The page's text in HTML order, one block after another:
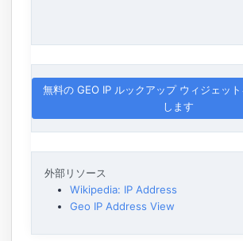
無料の GEO IP ルックアップ ウィジェッ
します
外部リソース
Wikipedia: IP Address
Geo IP Address View